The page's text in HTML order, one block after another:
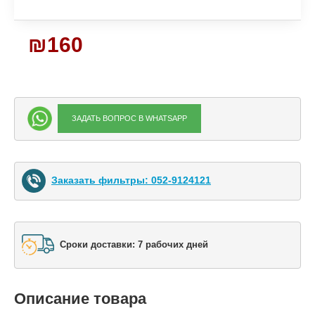
₪160
ЗАДАТЬ ВОПРОС В WHATSAPP
Заказать фильтры: 052-9124121
Сроки доставки: 7 рабочих дней
Описание товара